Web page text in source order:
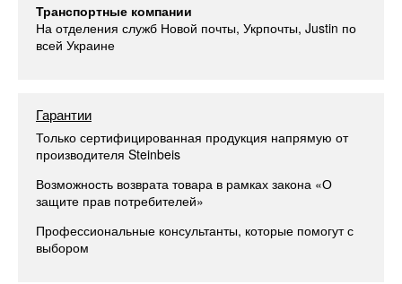
Транспортные компании
На отделения служб Новой почты, Укрпочты, Justin по
всей Украине
Гарантии
Только сертифицированная продукция напрямую от
производителя Steinbeis
Возможность возврата товара в рамках закона «О
защите прав потребителей»
Профессиональные консультанты, которые помогут с
выбором